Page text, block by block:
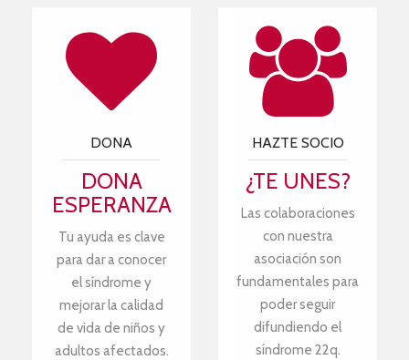
DONA
DONA
ESPERANZA
Tu ayuda es clave
para dar a conocer
el síndrome y
mejorar la calidad
de vida de niños y
adultos afectados.
HAZTE SOCIO
¿TE UNES?
Las colaboraciones
con nuestra
asociación son
fundamentales para
poder seguir
difundiendo el
síndrome 22q.